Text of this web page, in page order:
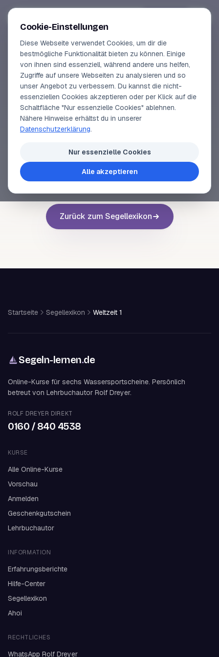
Online-Kurse
Vorschau
Erfahrungen
Lehrbuchautor
SEGELLEXIKON
Weltzeit 1
Deutscher Name fürUniversal Time 1
Voriger Begriff Nächster Begriff
Zurück zum Segellexikon
Startseite Segellexikon Weltzeit 1
Segeln-lernen.de
Online-Kurse für sechs Wassersportscheine. Persönlich
betreut von Lehrbuchautor Rolf Dreyer.
ROLF DREYER DIREKT
0160 / 840 4538
KURSE
Alle Online-Kurse
Vorschau
Anmelden
Geschenkgutschein
Lehrbuchautor
INFORMATION
Erfahrungsberichte
Hilfe-Center
Segellexikon
Ahoi
RECHTLICHES
WhatsApp Rolf Dreyer
Cookie-Einstellungen
Diese Webseite verwendet Cookies, um dir die
bestmögliche Funktionalität bieten zu können. Einige
von ihnen sind essenziell, während andere uns helfen,
Zugriffe auf unsere Webseiten zu analysieren und so
unser Angebot zu verbessern. Du kannst die nicht-
essenziellen Cookies akzeptieren oder per Klick auf die
Schaltfläche "Nur essenzielle Cookies" ablehnen.
Nähere Hinweise erhältst du in unserer
Datenschutzerklärung.
Nur essenzielle Cookies
Alle akzeptieren